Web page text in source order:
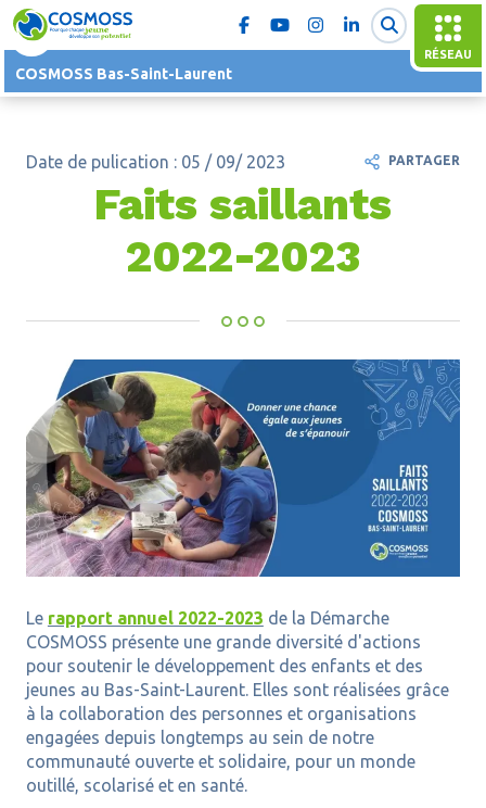
RÉSEAU
COSMOSS Bas-Saint-Laurent
Date de pulication : 05 / 09/ 2023
Faits saillants
2022-2023
Le rapport annuel 2022-2023 de la Démarche
COSMOSS présente une grande diversité d'actions
pour soutenir le développement des enfants et des
jeunes au Bas-Saint-Laurent. Elles sont réalisées grâce
à la collaboration des personnes et organisations
engagées depuis longtemps au sein de notre
communauté ouverte et solidaire, pour un monde
outillé, scolarisé et en santé.
PARTAGER